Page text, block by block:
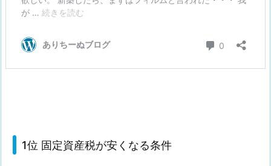
1位 固定資産税が安くなる条件